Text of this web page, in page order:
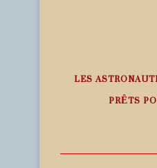
LES
PRÊTS